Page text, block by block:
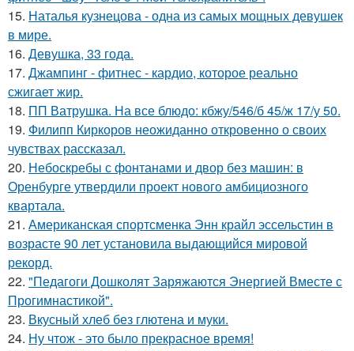
15. Наталья кузнецова - одна из самых мощных девушек
в мире.
16. Девушка, 33 года.
17. Джампинг - фитнес - кардио, которое реально
сжигает жир.
18. ПП Ватрушка. На все блюдо: кбжу/546/б 45/ж 17/у 50.
19. Филипп Киркоров неожиданно откровенно о своих
чувствах рассказал.
20. Небоскребы с фонтанами и двор без машин: в
Оренбурге утвердили проект нового амбициозного
квартала.
21. Американская спортсменка Энн крайл эссельстин в
возрасте 90 лет установила выдающийся мировой
рекорд.
22. "Педагоги Дошколят Заряжаются Энергией Вместе с
Прогимнастикой".
23. Вкусный хлеб без глютена и муки.
24. Ну чтож - это было прекрасное время!